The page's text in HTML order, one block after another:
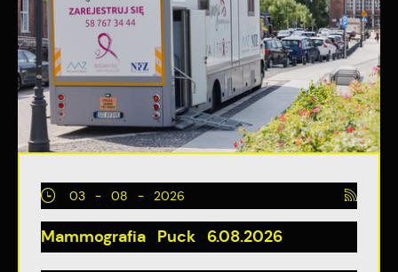
03 - 08 - 2026
Mammografia Puck 6.08.2026